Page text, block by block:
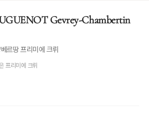
Gevrey-Chambertin
르땅 프리미에 크뤼
프리미에 크뤼